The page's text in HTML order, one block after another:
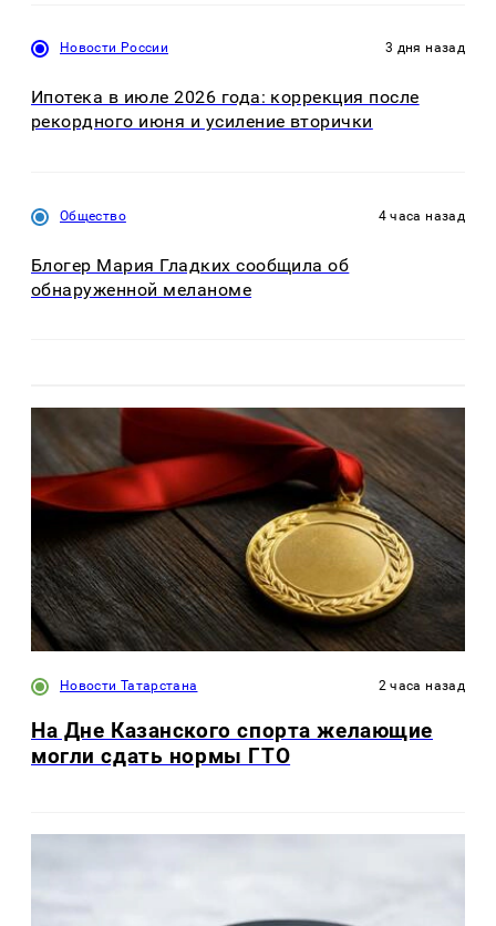
Новости России 3 дня назад
Ипотека в июле 2026 года: коррекция после
рекордного июня и усиление вторички
Общество 4 часа назад
Блогер Мария Гладких сообщила об
обнаруженной меланоме
Новости Татарстана 2 часа назад
На Дне Казанского спорта желающие
могли сдать нормы ГТО